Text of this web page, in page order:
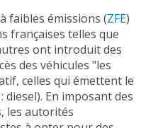
faibles émissions (ZFE)
françaises telles que
ont introduit des
des véhicules "les
celles qui émettent le
diesel). En imposant des
les autorités